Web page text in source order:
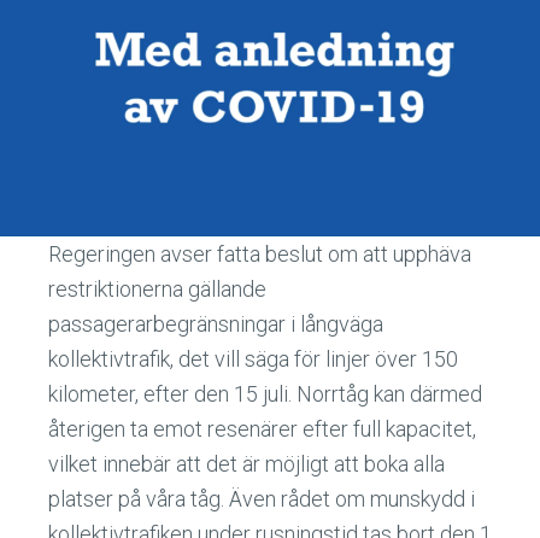
Regeringen avser fatta beslut om att upphäva
restriktionerna gällande
passagerarbegränsningar i långväga
kollektivtrafik, det vill säga för linjer över 150
kilometer, efter den 15 juli. Norrtåg kan därmed
återigen ta emot resenärer efter full kapacitet,
vilket innebär att det är möjligt att boka alla
platser på våra tåg. Även rådet om munskydd i